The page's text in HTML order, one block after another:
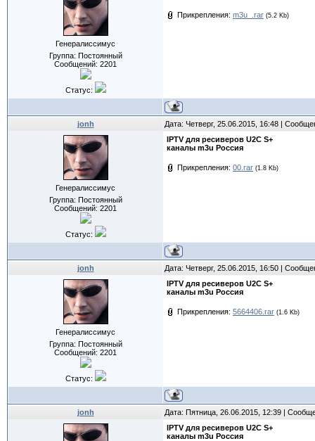
Генералиссимус
Группа: Постоянный
Сообщений: 2201
Статус:
Прикрепления: m3u_.rar (5.2 Kb)
jonh Дата: Четверг, 25.06.2015, 16:48 |
Генералиссимус
Группа: Постоянный
Сообщений: 2201
Статус:
IPTV для ресиверов U2C S+
каналы m3u Россия
Прикрепления: 00.rar (1.8 Kb)
jonh Дата: Четверг, 25.06.2015, 16:50 |
Генералиссимус
Группа: Постоянный
Сообщений: 2201
Статус:
IPTV для ресиверов U2C S+
каналы m3u Россия
Прикрепления: 5664406.rar (1.6 Kb)
jonh Дата: Пятница, 26.06.2015, 12:39 |
IPTV для ресиверов U2C S+
каналы m3u Россия